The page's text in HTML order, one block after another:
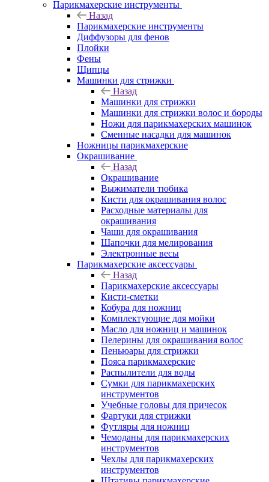
Парикмахерские инструменты
Назад
Парикмахерские инструменты
Диффузоры для фенов
Плойки
Фены
Щипцы
Машинки для стрижки
Назад
Машинки для стрижки
Машинки для стрижки волос и бороды
Ножи для парикмахерских машинок
Сменные насадки для машинок
Ножницы парикмахерские
Окрашивание
Назад
Окрашивание
Выжиматели тюбика
Кисти для окрашивания волос
Расходные материалы для
окрашивания
Чаши для окрашивания
Шапочки для мелирования
Электронные весы
Парикмахерские аксессуары
Назад
Парикмахерские аксессуары
Кисти-сметки
Кобура для ножниц
Комплектующие для мойки
Масло для ножниц и машинок
Пелерины для окрашивания волос
Пеньюары для стрижки
Пояса парикмахерские
Распылители для воды
Сумки для парикмахерских
инструментов
Учебные головы для причесок
Фартуки для стрижки
Футляры для ножниц
Чемоданы для парикмахерских
инструментов
Чехлы для парикмахерских
инструментов